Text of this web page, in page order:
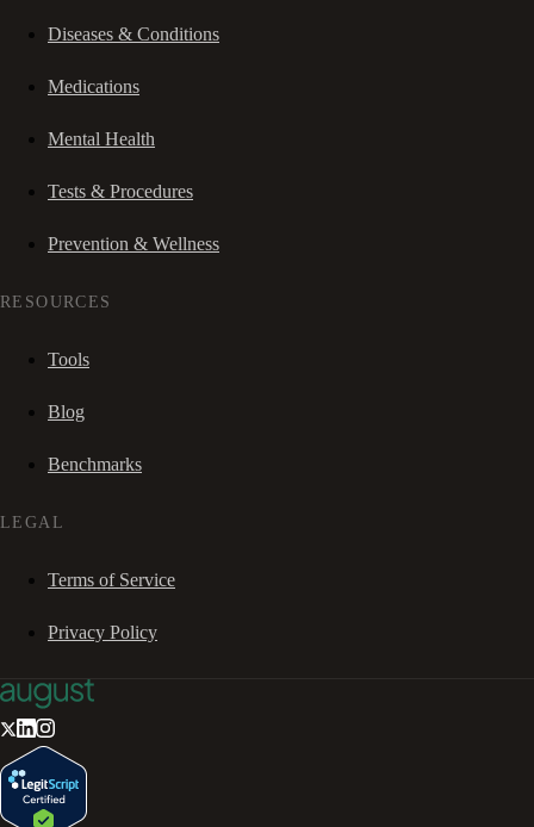
Diseases & Conditions
Medications
Mental Health
Tests & Procedures
Prevention & Wellness
RESOURCES
Tools
Blog
Benchmarks
LEGAL
Terms of Service
Privacy Policy